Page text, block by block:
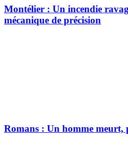
Montélier : Un incendie
mécanique de précision
Romans : Un homme